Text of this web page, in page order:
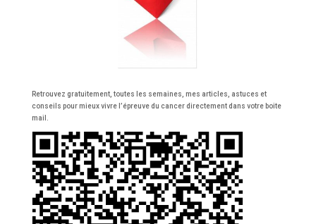
Retrouvez gratuitement, toutes les semaines, mes articles, astuces et
conseils pour mieux vivre l’épreuve du cancer directement dans votre boite
mail.